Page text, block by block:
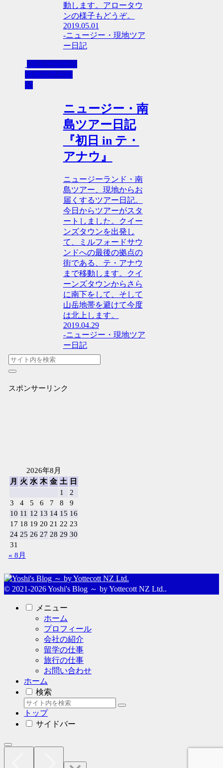
動します。アロータウ
ンの様子もどうぞ。
2019.05.01
-ニュージー・現地ツア
ー日記
-ニュージー・
現地ツアー日
記
ニュージー・南
島ツアー日記
『初日 in テ・
アナウ』
ニュージーランド・南
島ツアー、現地からお
届くするツアー日記。
今日からツアーがスタ
ートしました。クイー
ンズタウンを出発し
て、ミルフォードサウ
ンドへの最後の拠点の
街である、テ・アナウ
まで移動します。クイ
ーンズタウンからさら
に南下をして、そして
山岳地帯を避けて今度
は北上します。
2019.04.29
-ニュージー・現地ツア
ー日記
スポンサーリンク
2026年8月
月
火 水 木 金 土
日
1
2
3
4 5 6 7 8
9
10 11 12 13 14 15 16
17 18 19 20 21 22 23
24 25 26 27 28 29 30
31
« 8月
© 2021-2026 Yoshi's Blog ～ by Yottecott NZ Ltd..
メニュー
ホーム
プロフィール
会社の紹介
留学の仕事
旅行の仕事
お問い合わせ
ホーム
検索
トップ
サイドバー